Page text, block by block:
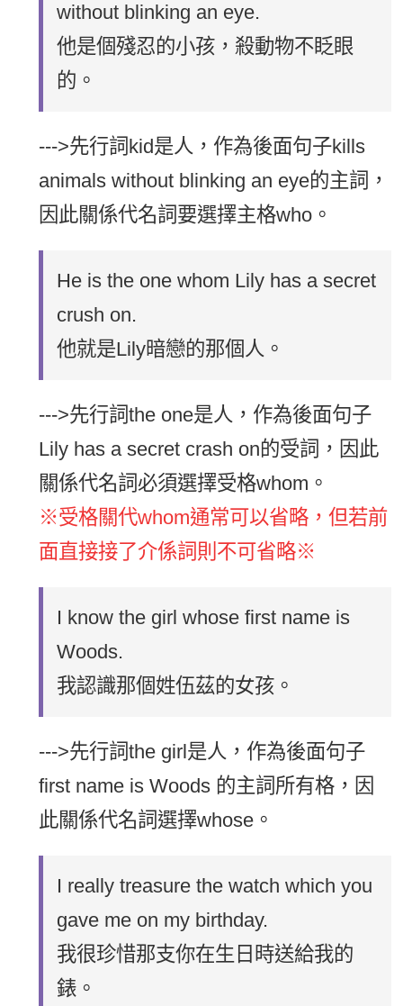
without blinking an eye.
他是個殘忍的小孩，殺動物不眨眼
的。
--->先行詞kid是人，作為後面句子kills
animals without blinking an eye的主詞，
因此關係代名詞要選擇主格who。
He is the one whom Lily has a secret
crush on.
他就是Lily暗戀的那個人。
--->先行詞the one是人，作為後面句子
Lily has a secret crash on的受詞，因此
關係代名詞必須選擇受格whom。
※受格關代whom通常可以省略，但若前
面直接接了介係詞則不可省略※
I know the girl whose first name is
Woods.
我認識那個姓伍茲的女孩。
--->先行詞the girl是人，作為後面句子
first name is Woods 的主詞所有格，因
此關係代名詞選擇whose。
I really treasure the watch which you
gave me on my birthday.
我很珍惜那支你在生日時送給我的
錶。